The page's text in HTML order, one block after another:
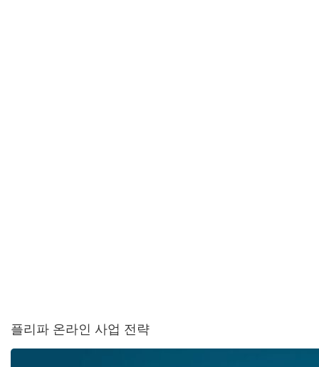
플리파 온라인 사업 전략